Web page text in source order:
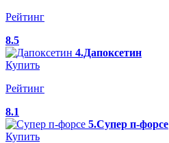
Рейтинг
8.5
4.Дапоксетин
Купить
Рейтинг
8.1
5.Супер п-форсе
Купить